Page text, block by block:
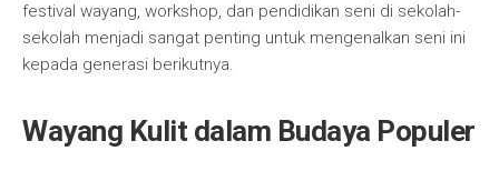
festival wayang, workshop, dan pendidikan seni di sekolah-
sekolah menjadi sangat penting untuk mengenalkan seni ini
kepada generasi berikutnya.
Wayang Kulit dalam Budaya Populer